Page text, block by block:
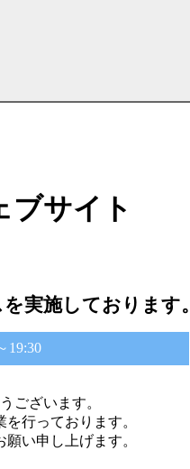
サイト
実施しております。
19:30
ございます。
行っております。
い申し上げます。